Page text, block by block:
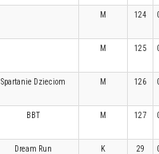
M 124
M 125
Spartanie Dzieciom M 126
BBT M 127
Dream Run K 29